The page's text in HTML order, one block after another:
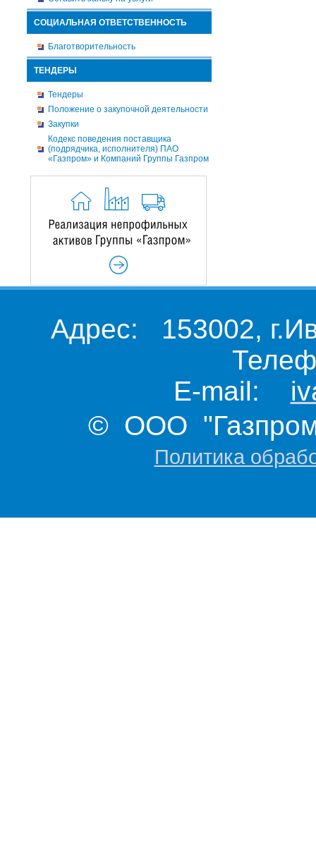
СОЦИАЛЬНАЯ ОТВЕТСТВЕННОСТЬ
Благотворительность
ТЕНДЕРЫ
Тендеры
Положение о закупочной деятельности
Закупки
Кодекс поведения поставщика
(подрядчика, исполнителя) ПАО
«Газпром» и Компаний Группы Газпром
Адрес: 153002,
E-mail:
© ООО "Газпром
Политика